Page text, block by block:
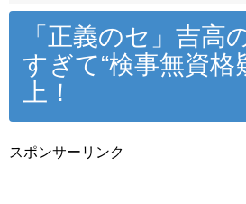
「正義のセ」吉高
すぎて“検事無資格
上！
スポンサーリンク